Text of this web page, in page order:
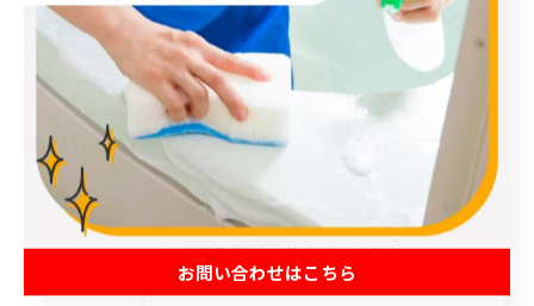
カテゴリー Categories
全てのカテゴリー
エアコン
春日部市のハウスクリーニング
草加市のハウスクリーニング
松伏町のハウスクリーニング
吉川市のハウスクリーニング
お問い合わせはこちら